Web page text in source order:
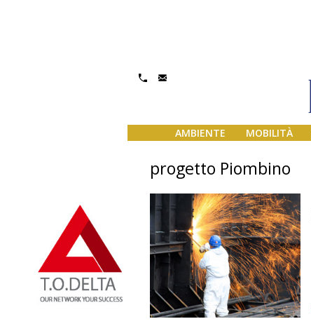
AMBIENTE MOBILITÀ
progetto Piombino